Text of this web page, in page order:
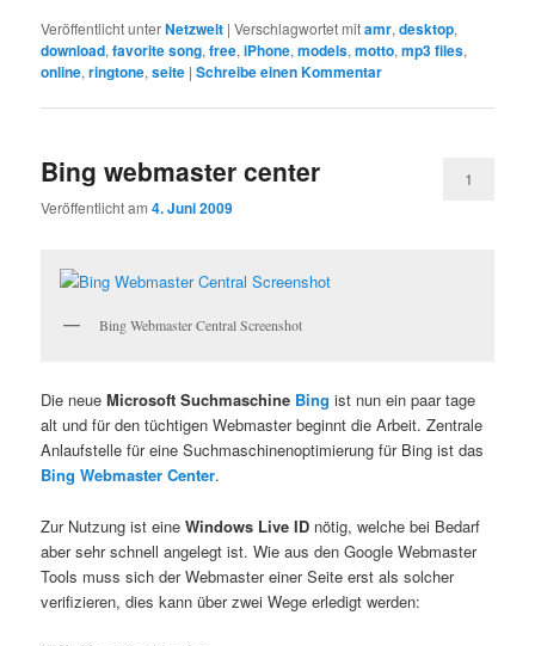
Veröffentlicht unterNetzwelt |Verschlagwortet mitamr,desktop,
download,favorite song,free,iPhone,models,motto,mp3 files,
online,ringtone,seite |Schreibe einen Kommentar
Bing webmaster center
Veröffentlicht am4. Juni 2009
1
Bing Webmaster Central Screenshot
Die neue Microsoft Suchmaschine Bing ist nun ein paar tage
alt und für den tüchtigen Webmaster beginnt die Arbeit. Zentrale
Anlaufstelle für eine Suchmaschinenoptimierung für Bing ist das
Bing Webmaster Center.
Zur Nutzung ist eineWindows Live ID nötig, welche bei Bedarf
aber sehr schnell angelegt ist. Wie aus den Google Webmaster
Tools muss sich der Webmaster einer Seite erst als solcher
verifizieren, dies kann über zwei Wege erledigt werden: